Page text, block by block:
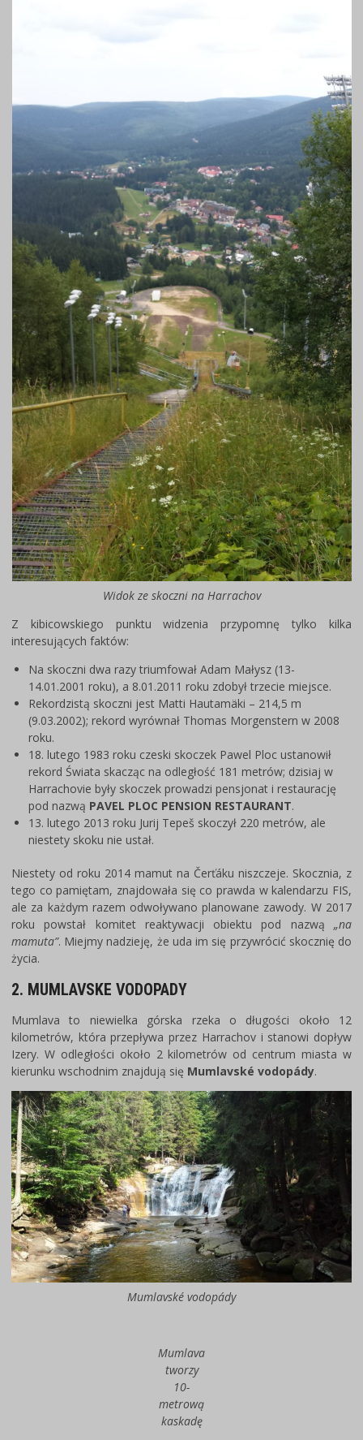
Widok ze skoczni na Harrachov
Z kibicowskiego punktu widzenia przypomnę tylko kilka
interesujących faktów:
Na skoczni dwa razy triumfował Adam Małysz (13-
14.01.2001 roku), a 8.01.2011 roku zdobył trzecie miejsce.
Rekordzistą skoczni jest Matti Hautamäki – 214,5 m
(9.03.2002); rekord wyrównał Thomas Morgenstern w 2008
roku.
18. lutego 1983 roku czeski skoczek Pawel Ploc ustanowił
rekord Świata skacząc na odległość 181 metrów; dzisiaj w
Harrachovie były skoczek prowadzi pensjonat i restaurację
pod nazwą PAVEL PLOC PENSION RESTAURANT.
13. lutego 2013 roku Jurij Tepeš skoczył 220 metrów, ale
niestety skoku nie ustał.
Niestety od roku 2014 mamut na Čerťáku niszczeje. Skocznia, z
tego co pamiętam, znajdowała się co prawda w kalendarzu FIS,
ale za każdym razem odwoływano planowane zawody. W 2017
roku powstał komitet reaktywacji obiektu pod nazwą „na
mamuta”. Miejmy nadzieję, że uda im się przywrócić skocznię do
życia.
2. MUMLAVSKE VODOPADY
Mumlava to niewielka górska rzeka o długości około 12
kilometrów, która przepływa przez Harrachov i stanowi dopływ
Izery. W odległości około 2 kilometrów od centrum miasta w
kierunku wschodnim znajdują się Mumlavské vodopády.
Mumlavské vodopády
Mumlava
tworzy
10-
metrową
kaskadę